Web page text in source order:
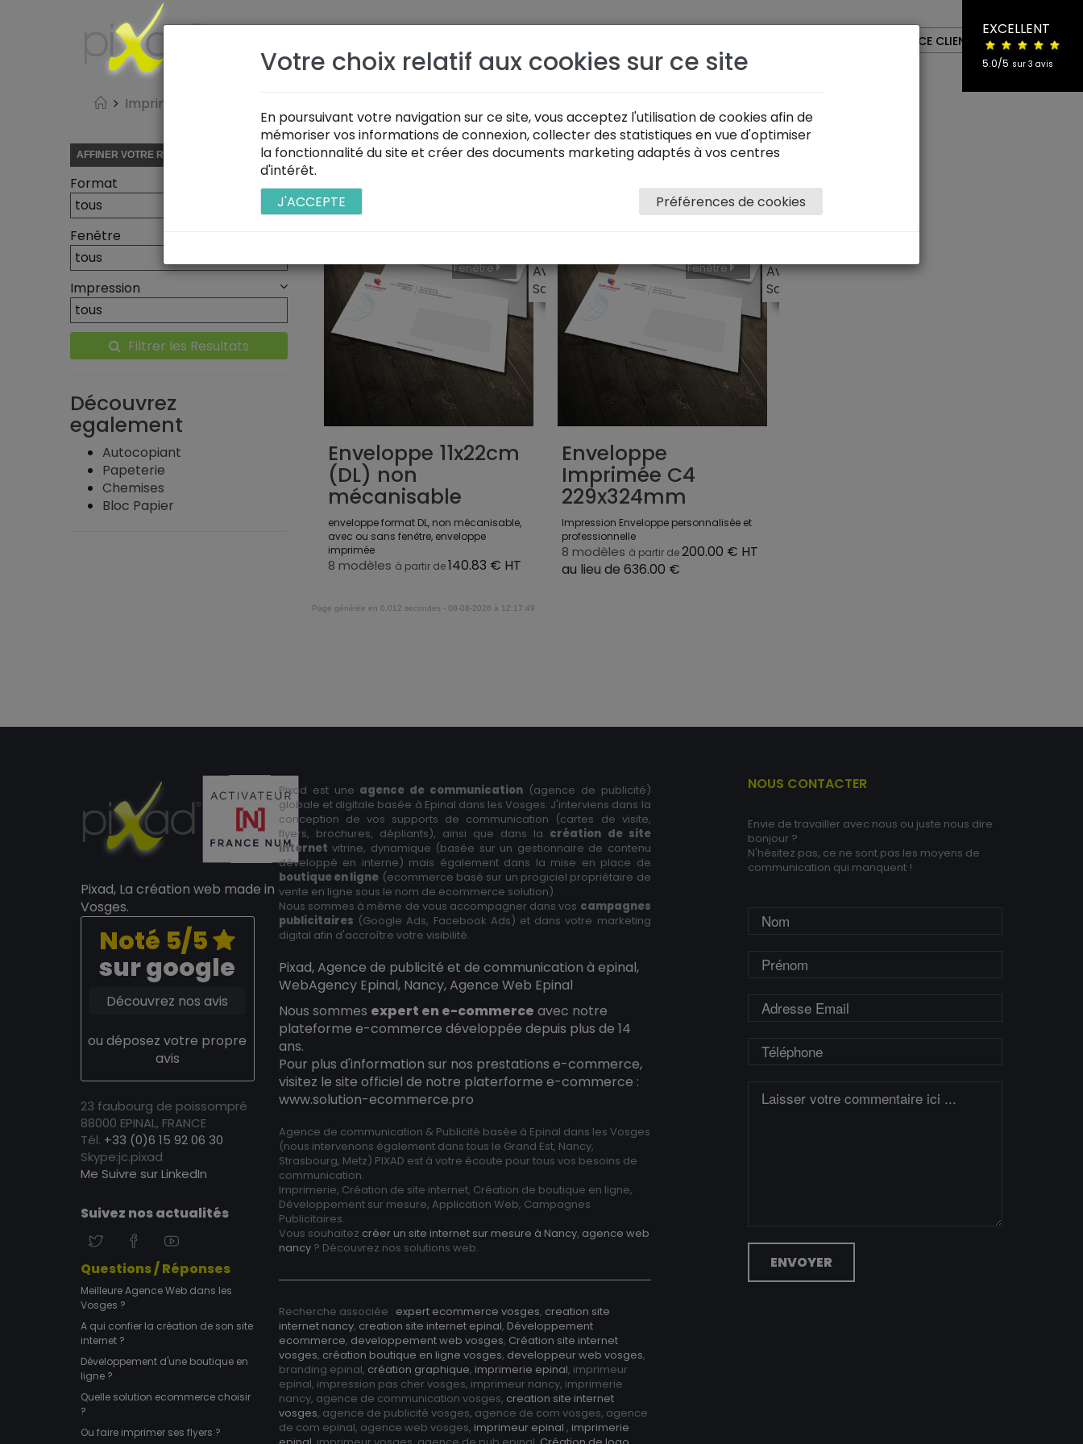
ESPACE CLIENT
EXCELLENT
5.0/5 sur 3 avis
Imprimerie
AFFINER VOTRE RECHERCHE
Format
Fenêtre
Impression
Filtrer les Resultats
Découvrez
egalement
Autocopiant
Papeterie
Chemises
Bloc Papier
Enveloppe
Enveloppe 11x22cm
(DL) non
mécanisable
enveloppe format DL, non mécanisable,
avec ou sans fenêtre, enveloppe
imprimée
1000
3000
Fenêtre
Avec fen?tre 45x100mm
Sans fen?tre
8 modèles à partir de140.83 € HT
Enveloppe
Imprimée C4
229x324mm
Impression Enveloppe personnalisée et
professionnelle
1000
Fenêtre
Avec fen?tre 45x100mm
Sans fen?tre
8 modèles à partir de200.00 € HT
au lieu de 636.00 €
Page générée en 0.012 secondes - 08-08-2026 à 12:17:49
Pixad, La création web made in
Vosges.
Noté 5/5
sur google
Découvrez nos avis
ou déposez votre propre
avis
23 faubourg de poissompré
88000 EPINAL, FRANCE
Tél. +33 (0)6 15 92 06 30
Skype:jc.pixad
Me Suivre sur LinkedIn
Suivez nos actualités
Questions / Réponses
Meilleure Agence Web dans les
Vosges ?
A qui confier la création de son site
internet ?
Développement d'une boutique en
ligne ?
Quelle solution ecommerce choisir
?
Ou faire imprimer ses flyers ?
Pixad est une agence de communication (agence de publicité)
globale et digitale basée à Epinal dans les Vosges. J'interviens dans la
conception de vos supports de communication (cartes de visite,
flyers, brochures, dépliants), ainsi que dans la création de site
internet vitrine, dynamique (basée sur un gestionnaire de contenu
développé en interne) mais également dans la mise en place de
boutique en ligne (ecommerce basé sur un progiciel propriétaire de
vente en ligne sous le nom de ecommerce solution).
Nous sommes à même de vous accompagner dans vos campagnes
publicitaires (Google Ads, Facebook Ads) et dans votre marketing
digital afin d'accroître votre visibilité.
Pixad, Agence de publicité et de communication à epinal,
WebAgency Epinal, Nancy, Agence Web Epinal
Nous sommes expert en e-commerce avec notre
plateforme e-commerce développée depuis plus de 14
ans.
Pour plus d'information sur nos prestations e-commerce,
visitez le site officiel de notre platerforme e-commerce :
www.solution-ecommerce.pro
Agence de communication & Publicité basée à Epinal dans les Vosges
(nous intervenons également dans tous le Grand Est, Nancy,
Strasbourg, Metz) PIXAD est à votre écoute pour tous vos besoins de
communication.
Imprimerie, Création de site internet, Création de boutique en ligne,
Développement sur mesure, Application Web, Campagnes
Publicitaires.
Vous souhaitez créer un site internet sur mesure à Nancy, agence web
nancy? Découvrez nos solutions web.
Recherche associée : expert ecommerce vosges, creation site
internet nancy, creation site internet epinal, Développement
ecommerce, developpement web vosges, Création site internet
vosges, création boutique en ligne vosges, developpeur web vosges,
branding epinal, création graphique, imprimerie epinal, imprimeur
epinal, impression pas cher vosges, imprimeur nancy, imprimerie
nancy, agence de communication vosges, creation site internet
vosges, agence de publicité vosges, agence de com vosges, agence
de com epinal, agence web vosges, imprimeur epinal , imprimerie
NOUS CONTACTER
Envie de travailler avec nous ou juste nous dire
bonjour ?
N'hésitez pas, ce ne sont pas les moyens de
communication qui manquent !
ENVOYER
Votre choix relatif aux cookies sur ce site
En poursuivant votre navigation sur ce site, vous acceptez l'utilisation de cookies afin de
mémoriser vos informations de connexion, collecter des statistiques en vue d'optimiser
la fonctionnalité du site et créer des documents marketing adaptés à vos centres
d'intérêt.
J'ACCEPTE
Préférences de cookies